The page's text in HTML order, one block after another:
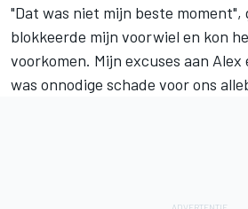
"Dat was niet mijn beste moment",
blokkeerde mijn voorwiel en kon
voorkomen. Mijn excuses aan
was onnodige schade voor ons